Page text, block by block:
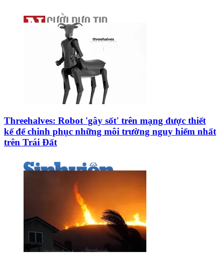
Threehalves: Robot 'gây sốt' trên mạng được thiết
kế để chinh phục những môi trường nguy hiểm nhất
trên Trái Đất